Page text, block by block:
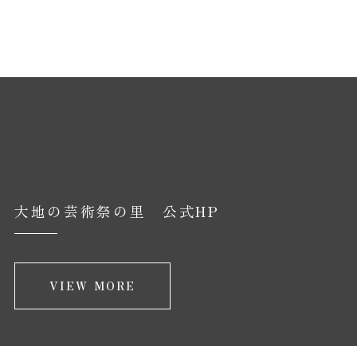
大地の芸術祭の里 公式HP
VIEW MORE